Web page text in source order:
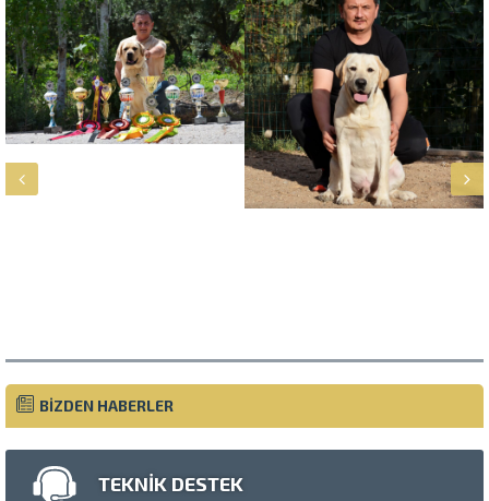
BİZDEN HABERLER
TEKNİK DESTEK